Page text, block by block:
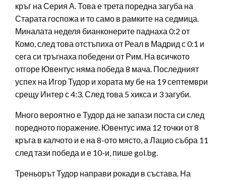
кръг на Серия А. Това е трета поредна загуба на
Старата госпожа и то само в рамките на седмица.
Миналата неделя бианконерите паднаха 0:2 от
Комо, след това отстъпиха от Реал в Мадрид с 0:1 и
сега си тръгнаха победени от Рим. На всичкото
отгоре Ювентус няма победа 8 мача. Последният
успех на Игор Тудор и хората му бе на 19 септември
срещу Интер с 4:3. След това 5 хикса и 3 загуби.
Много вероятно е Тудор да не запази поста си след
поредното поражение. Ювентус има 12 точки от 8
кръга в калчото и е на 8-ото място, а Лацио събра 11
след тази победа и е 10-и, пише gol.bg.
Треньорът Тудор направи рокади в състава. На